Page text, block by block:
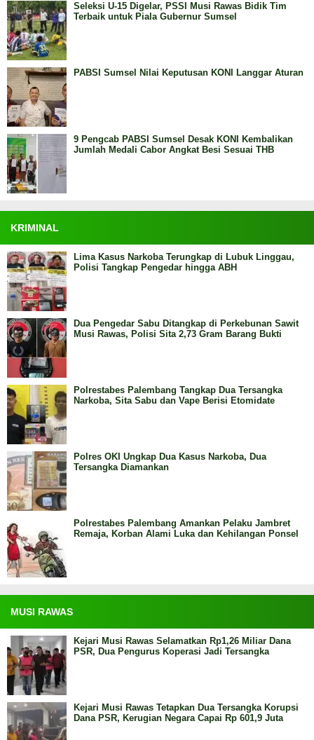
Seleksi U-15 Digelar, PSSI Musi Rawas Bidik Tim
Terbaik untuk Piala Gubernur Sumsel
PABSI Sumsel Nilai Keputusan KONI Langgar Aturan
9 Pengcab PABSI Sumsel Desak KONI Kembalikan
Jumlah Medali Cabor Angkat Besi Sesuai THB
KRIMINAL
Lima Kasus Narkoba Terungkap di Lubuk Linggau,
Polisi Tangkap Pengedar hingga ABH
Dua Pengedar Sabu Ditangkap di Perkebunan Sawit
Musi Rawas, Polisi Sita 2,73 Gram Barang Bukti
Polrestabes Palembang Tangkap Dua Tersangka
Narkoba, Sita Sabu dan Vape Berisi Etomidate
Polres OKI Ungkap Dua Kasus Narkoba, Dua
Tersangka Diamankan
Polrestabes Palembang Amankan Pelaku Jambret
Remaja, Korban Alami Luka dan Kehilangan Ponsel
MUSI RAWAS
Kejari Musi Rawas Selamatkan Rp1,26 Miliar Dana
PSR, Dua Pengurus Koperasi Jadi Tersangka
Kejari Musi Rawas Tetapkan Dua Tersangka Korupsi
Dana PSR, Kerugian Negara Capai Rp 601,9 Juta